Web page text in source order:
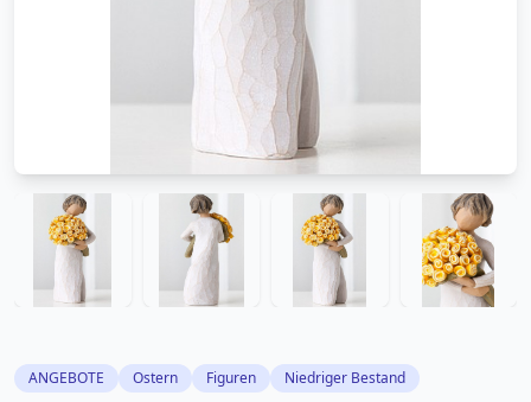
ANGEBOTE Ostern Figuren Niedriger Bestand